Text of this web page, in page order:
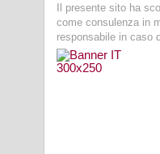
Il presente sito ha
come consulenza in
responsabile in caso